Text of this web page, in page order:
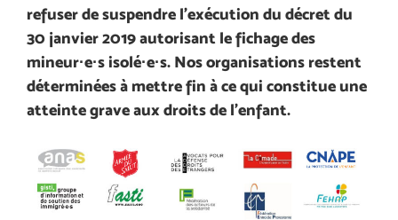
refuser de suspendre l’exécution du décret du
30 janvier 2019 autorisant le fichage des
mineur·e·s isolé·e·s. Nos organisations restent
déterminées à mettre fin à ce qui constitue une
atteinte grave aux droits de l’enfant.